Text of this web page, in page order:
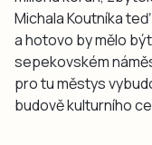
Michala Koutníka
a hotovo by mělo
sepekovském
pro tu městys
budově kulturního